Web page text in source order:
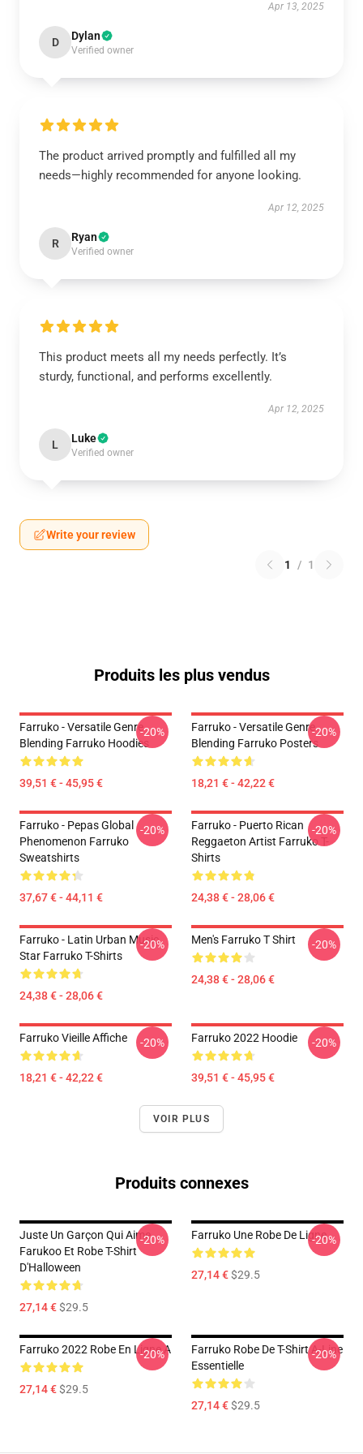
Apr 13, 2025
D Dylan
Verified owner
The product arrived promptly and fulfilled all my
needs—highly recommended for anyone looking.
Apr 12, 2025
R Ryan
Verified owner
This product meets all my needs perfectly. It’s
sturdy, functional, and performs excellently.
Apr 12, 2025
L Luke
Verified owner
Write your review
1 / 1
Produits les plus vendus
Farruko - Versatile Genre
Blending Farruko Hoodies
39,51 € - 45,95 €
-20%
Farruko - Versatile Genre
Blending Farruko Posters
18,21 € - 42,22 €
-20%
Farruko - Pepas Global
Phenomenon Farruko
Sweatshirts
37,67 € - 44,11 €
-20%
Farruko - Puerto Rican
Reggaeton Artist Farruko T-
Shirts
24,38 € - 28,06 €
-20%
Farruko - Latin Urban Music
Star Farruko T-Shirts
24,38 € - 28,06 €
-20% Men's Farruko T Shirt
24,38 € - 28,06 €
-20%
Farruko Vieille Affiche
18,21 € - 42,22 €
-20% Farruko 2022 Hoodie
39,51 € - 45,95 €
-20%
VOIR PLUS
Produits connexes
Juste Un Garçon Qui Aime
Farukoo Et Robe T-Shirt
D'Halloween
27,14 €$29.5
-20% Farruko Une Robe De Ligne
27,14 €$29.5
-20%
Farruko 2022 Robe En Ligne A
27,14 €$29.5
-20%
Farruko Robe De T-Shirt A-Line
Essentielle
27,14 €$29.5
-20%